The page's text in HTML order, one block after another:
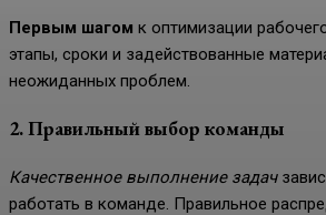
Первым шагом к оптимизации
этапы, сроки и задействованные
неожиданных проблем.
2. Правильный выбор команды
Качественное выполнение задач
работать в команде. Правильное